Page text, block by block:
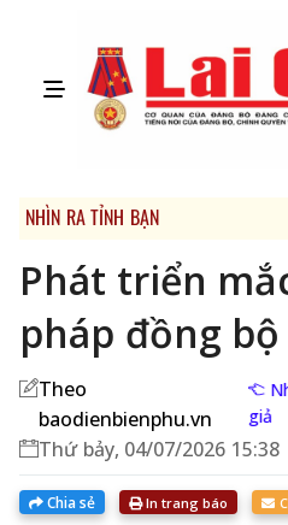
NHÌN RA TỈNH BẠN
Phát triển
pháp đồng bộ
Theo
baodienbienphu.vn
giả
Thứ bảy, 04/07/2026 15:38
Chia sẻ In trang báo